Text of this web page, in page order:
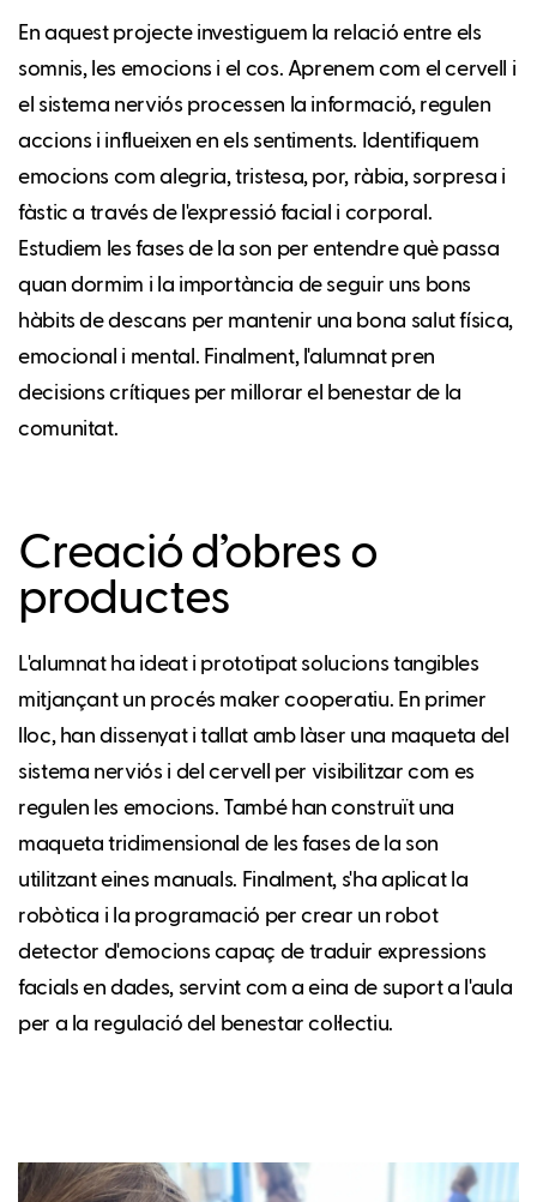
En aquest projecte investiguem la relació entre els
somnis, les emocions i el cos. Aprenem com el cervell i
el sistema nerviós processen la informació, regulen
accions i influeixen en els sentiments. Identifiquem
emocions com alegria, tristesa, por, ràbia, sorpresa i
fàstic a través de l'expressió facial i corporal.
Estudiem les fases de la son per entendre què passa
quan dormim i la importància de seguir uns bons
hàbits de descans per mantenir una bona salut física,
emocional i mental. Finalment, l'alumnat pren
decisions crítiques per millorar el benestar de la
comunitat.
Creació d’obres o
productes
L'alumnat ha ideat i prototipat solucions tangibles
mitjançant un procés maker cooperatiu. En primer
lloc, han dissenyat i tallat amb làser una maqueta del
sistema nerviós i del cervell per visibilitzar com es
regulen les emocions. També han construït una
maqueta tridimensional de les fases de la son
utilitzant eines manuals. Finalment, s'ha aplicat la
robòtica i la programació per crear un robot
detector d'emocions capaç de traduir expressions
facials en dades, servint com a eina de suport a l'aula
per a la regulació del benestar col·lectiu.